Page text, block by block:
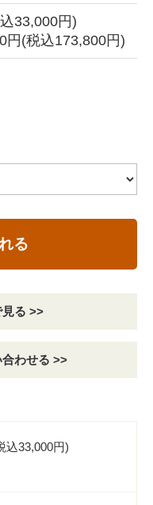
33,000円)
(税込173,800円)
る
る >>
わせる >>
込33,000円)